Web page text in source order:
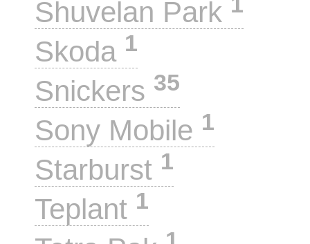
Shuvelan Park
Skoda 1
Snickers 35
Sony Mobile 1
Starburst 1
Teplant 1